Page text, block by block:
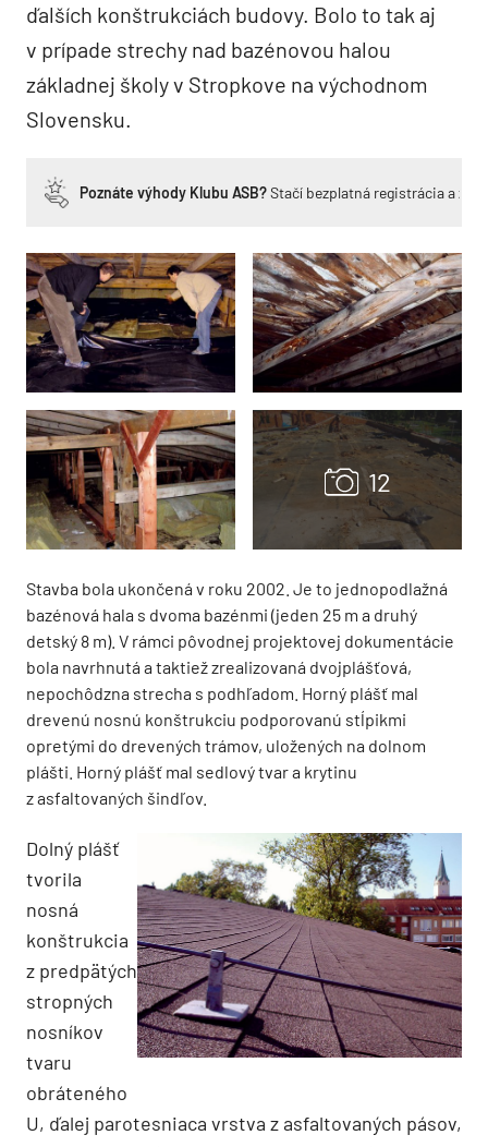
ďalších konštrukciách budovy. Bolo to tak aj
v prípade strechy nad bazénovou halou
základnej školy v Stropkove na východnom
Slovensku.
Poznáte výhody Klubu ASB?Stačí bezplatná registrácia a
Stavba bola ukončená v roku 2002. Je to jednopodlažná
bazénová hala s dvoma bazénmi (jeden 25 m a druhý
detský 8 m). V rámci pôvodnej projektovej dokumentácie
bola navrhnutá a taktiež zrealizovaná dvojplášťová,
nepochôdzna strecha s podhľadom. Horný plášť mal
drevenú nosnú konštrukciu podporovanú stĺpikmi
opretými do drevených trámov, uložených na dolnom
plášti. Horný plášť mal sedlový tvar a krytinu
z asfaltovaných šindľov.
Dolný plášť
tvorila
nosná
konštrukcia
z predpätých
stropných
nosníkov
tvaru
obráteného
U, ďalej parotesniaca vrstva z asfaltovaných pásov,